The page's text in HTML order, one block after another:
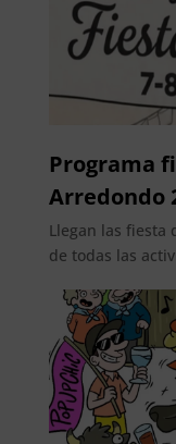
Programa
Arredondo
Llegan las fiesta
de todas las